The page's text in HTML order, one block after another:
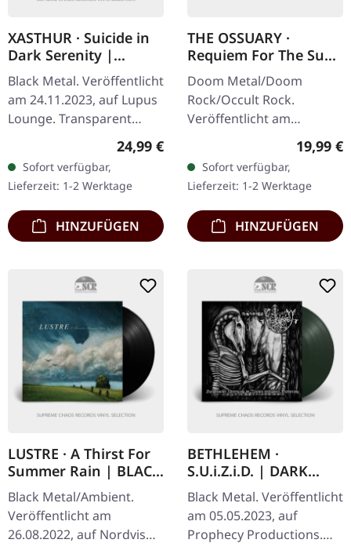
XASTHUR · Suicide in
Dark Serenity |
TRANSPARENT MINT
LP
Black Metal. Veröffentlicht
am 24.11.2023, auf Lupus
Lounge. Transparent
mint-grünes Vinyl im
Gatefold-Cover mit
gefütterter Innenhülle
und…
Regulärer Preis:
24,99 €
Sofort verfügbar,
Lieferzeit: 1-2 Werktage
HINZUFÜGEN
THE OSSUARY ·
Requiem For The Sun
| BLACK LP
Doom Metal/Doom
Rock/Occult Rock.
Veröffentlicht am
23.05.2025, auf Supreme
Schwarzes Vinyl mit
Textblatt. Vinyl-
Spezifikationen: ·…
19,99 €
Sofort verfügbar,
Lieferzeit: 1-2 Werktage
HINZUFÜGEN
LUSTRE · A Thirst For
Summer Rain | BLACK
LP
Black Metal/Ambient.
Veröffentlicht am
26.08.2022, auf Nordvis
BETHLEHEM ·
S.U.i.Z.i.D. | DARK
GREEN LP
Black Metal. Veröffentlicht
am 05.05.2023, auf
Prophecy Productions.